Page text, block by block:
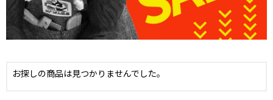
お探しの商品は見つかりませんでした。